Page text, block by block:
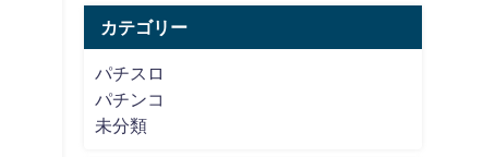
カテゴリー
パチスロ
パチンコ
未分類